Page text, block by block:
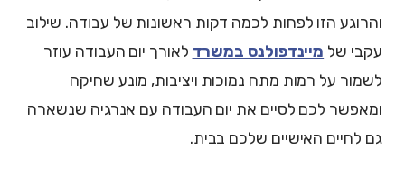
והרוגע הזו לפחות לכמה דקות ראשונות של עבודה. שילוב
עקבי של מיינדפולנס במשרד לאורך יום העבודה עוזר
לשמור על רמות מתח נמוכות ויציבות, מונע שחיקה
ומאפשר לכם לסיים את יום העבודה עם אנרגיה שנשארה
גם לחיים האישיים שלכם בבית.